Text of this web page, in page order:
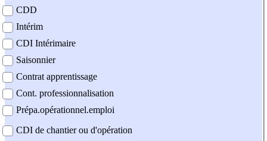
CDD
Intérim
CDI Intérimaire
Saisonnier
Contrat apprentissage
Cont. professionnalisation
Prépa.opérationnel.emploi
CDI de chantier ou d'opération